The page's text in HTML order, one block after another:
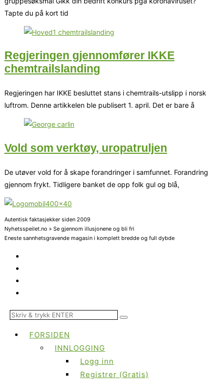
Tapte du på kort tid
Regjeringen gjennomfører IKKE
chemtrailslanding
Regjeringen har IKKE besluttet stans i chemtrails-utslipp i norsk
luftrom. Denne artikkelen ble publisert 1. april. Det er bare å
Vold som verktøy, uropatruljen
De utøver vold for å skape forandringer i samfunnet. Forandring
gjennom frykt. Tidligere banket de opp folk gul og blå,
Autentisk faktasjekker siden 2009
Nyhetsspeilet.no » Se gjennom illusjonene og bli fri
Eneste sannhetsgravende magasin i komplett bredde og full dybde
FORSIDEN
INNLOGGING
Logg inn
Registrer (Gratis)